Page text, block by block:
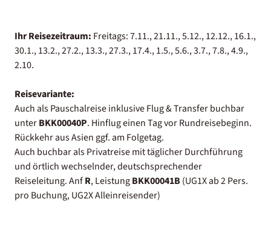
Ihr Reisezeitraum: Freitags: 7.11., 21.11., 5.12., 12.12., 16.1.,
30.1., 13.2., 27.2., 13.3., 27.3., 17.4., 1.5., 5.6., 3.7., 7.8., 4.9.,
2.10.
Reisevariante:
Auch als Pauschalreise inklusive Flug & Transfer buchbar
unterBKK00040P. Hinflug einen Tag vor Rundreisebeginn.
Rückkehr aus Asien ggf. am Folgetag.
Auch buchbar als Privatreise mit täglicher Durchführung
und örtlich wechselnder, deutschsprechender
Reiseleitung. AnfR, LeistungBKK00041B(UG1X ab 2 Pers.
pro Buchung, UG2X Alleinreisender)